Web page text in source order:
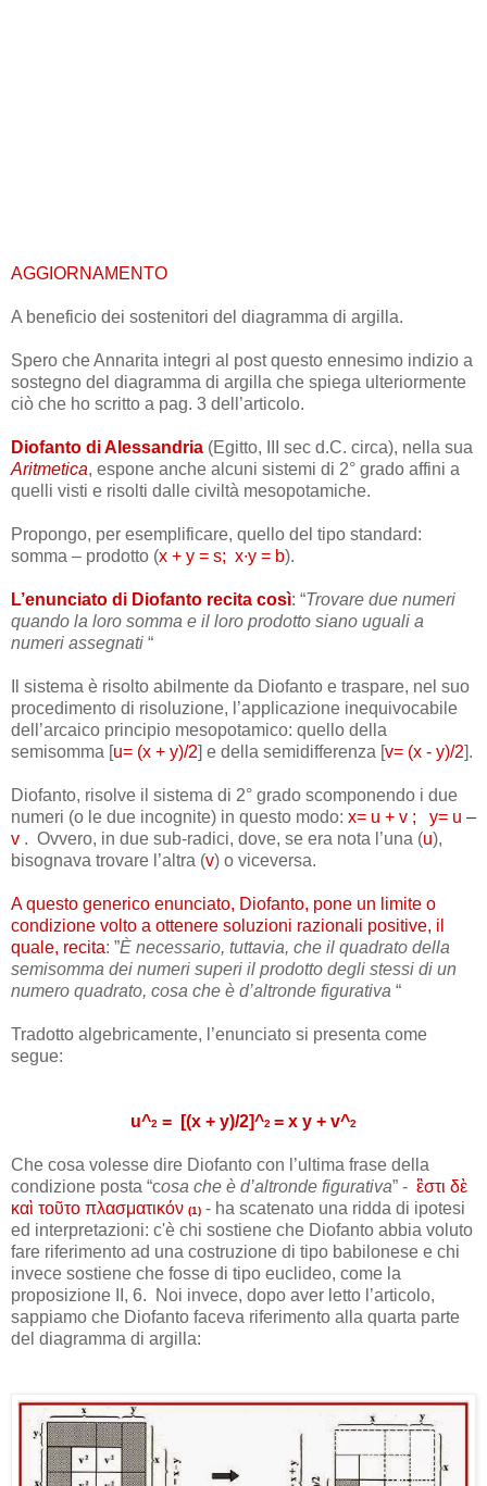
AGGIORNAMENTO
A beneficio dei sostenitori del diagramma di argilla.
Spero che Annarita integri al post questo ennesimo indizio a
sostegno del diagramma di argilla che spiega ulteriormente
ciò che ho scritto a pag. 3 dell’articolo.
Diofanto di Alessandria (Egitto, III sec d.C. circa), nella sua
Aritmetica, espone anche alcuni sistemi di 2° grado affini a
quelli visti e risolti dalle civiltà mesopotamiche.
Propongo, per esemplificare, quello del tipo standard:
somma – prodotto (x + y = s; x∙y = b).
L’enunciato di Diofanto recita così: “Trovare due numeri
quando la loro somma e il loro prodotto siano uguali a
numeri assegnati “
Il sistema è risolto abilmente da Diofanto e traspare, nel suo
procedimento di risoluzione, l’applicazione inequivocabile
dell’arcaico principio mesopotamico: quello della
semisomma [u= (x + y)/2] e della semidifferenza [v= (x - y)/2].
Diofanto, risolve il sistema di 2° grado scomponendo i due
numeri (o le due incognite) in questo modo: x= u + v ; y= u –
v . Ovvero, in due sub-radici, dove, se era nota l’una (u),
bisognava trovare l’altra (v) o viceversa.
A questo generico enunciato, Diofanto, pone un limite o
condizione volto a ottenere soluzioni razionali positive, il
quale, recita: ”È necessario, tuttavia, che il quadrato della
semisomma dei numeri superi il prodotto degli stessi di un
numero quadrato, cosa che è d’altronde figurativa “
Tradotto algebricamente, l’enunciato si presenta come
segue:
u^2 = [(x + y)/2]^2 = x y + v^2
Che cosa volesse dire Diofanto con l’ultima frase della
condizione posta “cosa che è d’altronde figurativa” - ἒστι δὲ
καὶ τοῦτο πλασματικόν (1) - ha scatenato una ridda di ipotesi
ed interpretazioni: c'è chi sostiene che Diofanto abbia voluto
fare riferimento ad una costruzione di tipo babilonese e chi
invece sostiene che fosse di tipo euclideo, come la
proposizione II, 6. Noi invece, dopo aver letto l’articolo,
sappiamo che Diofanto faceva riferimento alla quarta parte
del diagramma di argilla: